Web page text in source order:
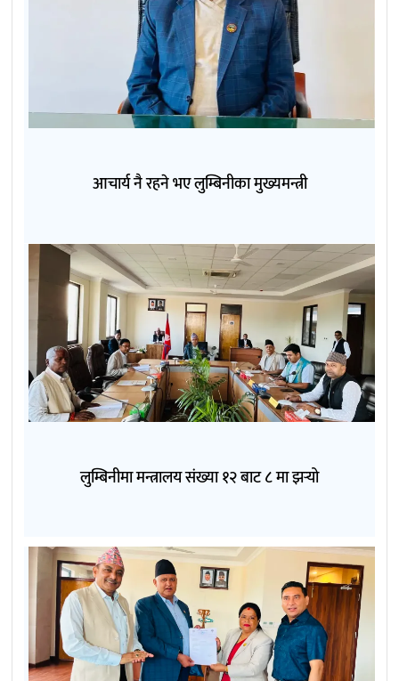
आचार्य नै रहने भए लुम्बिनीका मुख्यमन्त्री
लुम्बिनीमा मन्त्रालय संख्या १२ बाट ८ मा झर्‍यो